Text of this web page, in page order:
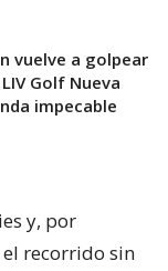
vuelve a golpear
Golf Nueva
impecable
y, por
recorrido sin